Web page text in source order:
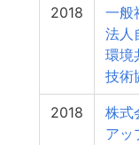
2018
一般
法人
環境
技術
2018
株式
アッ